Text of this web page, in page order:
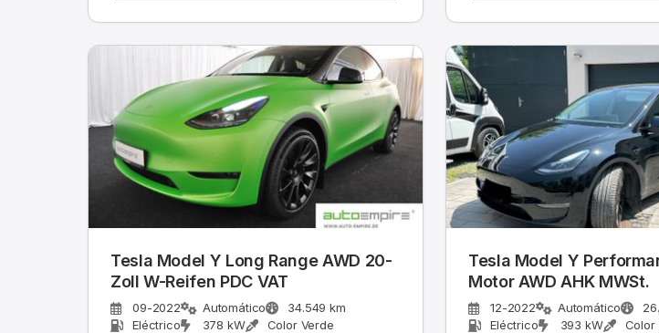
Tesla Model Y Long Range AWD 20-
Zoll W-Reifen PDC VAT
09-2022 Automático
34.549 km
Eléctrico
378 kW Color Verde
Tesla Model Y
Motor AWD AHK MWSt.
12-2022 Automático
Eléctrico
393 kW Color